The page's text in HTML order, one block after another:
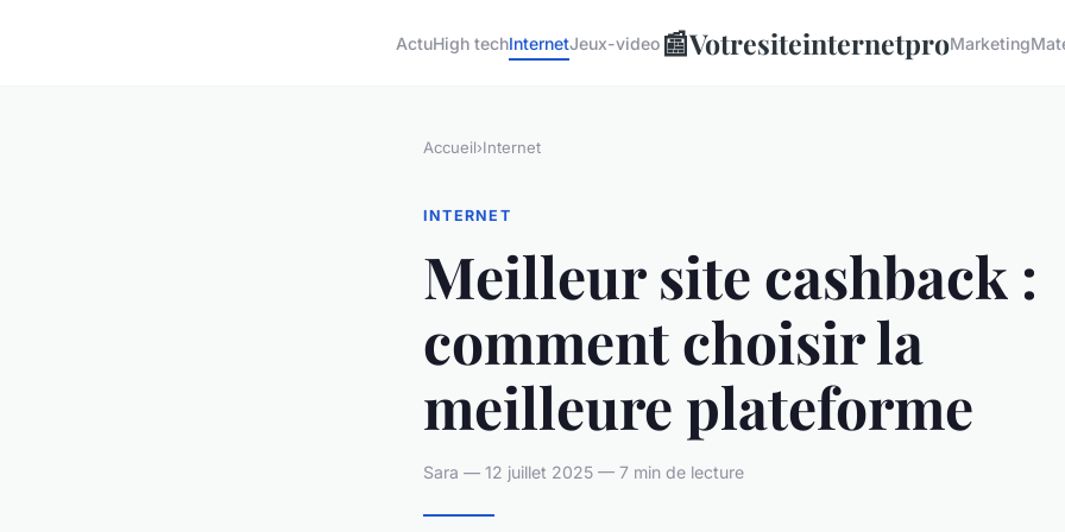
ActuHigh techInternetJeux-video 📰VotresiteinternetproMarketing
Accueil›Internet
INTERNET
Meilleur site cashback :
comment choisir la
meilleure plateforme
Sara — 12 juillet 2025 — 7 min de lecture